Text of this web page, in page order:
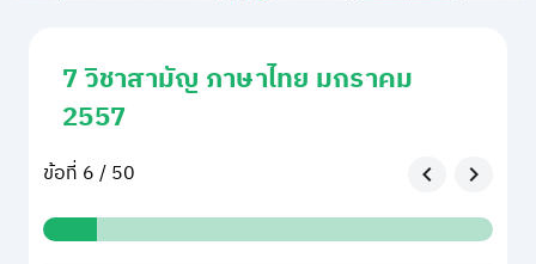
7 วิชาสามัญ ภาษาไทย มกราคม
2557
ข้อที่ 6 / 50